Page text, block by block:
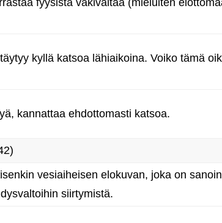
fyysistä väkivaltaa (mieluiten
kyllä katsoa lähiaikoina. Voiko tämä
kannattaa ehdottomasti katsoa.
vesiaiheisen elokuvan, joka on
siirtymistä.